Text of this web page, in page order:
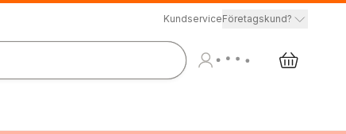
KundserviceFöretagskund?